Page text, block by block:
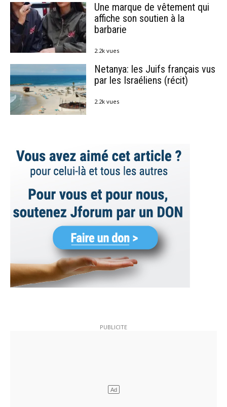
Une marque de vêtement qui
affiche son soutien à la
barbarie
2.2k vues
Netanya: les Juifs français vus
par les Israéliens (récit)
2.2k vues